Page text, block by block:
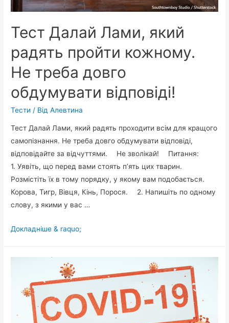
Тест Далай Лами, який
радять пройти кожному.
Не треба довго
обдумувати відповіді!
Тести / ВідАлевтина
Тест Далай Лами, який радять проходити всім для кращого
самопізнання. Не треба довго обдумувати відповіді,
відповідайте за відчуттями. ⠀ Не зволікай! ⠀ Питання: ⠀
1. Уявіть, що перед вами стоять п’ять цих тварин.
Розмістіть їх в тому порядку, у якому вам подобається.
Корова, Тигр, Вівця, Кінь, Порося. ⠀ 2. Напишіть по одному
слову, з якими у вас …
Тест
пройти
кожному.
Не
Докладніше & raquo;